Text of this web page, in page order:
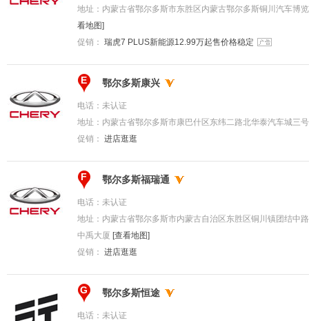
地址： 内蒙古省鄂尔多斯市东胜区内蒙古鄂尔多斯铜川汽车博
看地图]
促销： 瑞虎7 PLUS新能源12.99万起售价格稳定
E 鄂尔多斯康兴
电话： 未认证
地址： 内蒙古省鄂尔多斯市康巴什区东纬二路北华泰汽车城三
促销： 进店逛逛
F 鄂尔多斯福瑞通
电话： 未认证
地址： 内蒙古省鄂尔多斯市内蒙古自治区东胜区铜川镇团结中
中禹大厦 [查看地图]
促销： 进店逛逛
G 鄂尔多斯恒途
电话： 未认证